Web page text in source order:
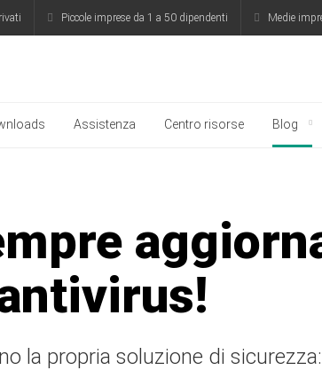
Piccole imprese da 1 a 50 dipendenti Medie
Assistenza Centro risorse Blog
la propria soluzione di